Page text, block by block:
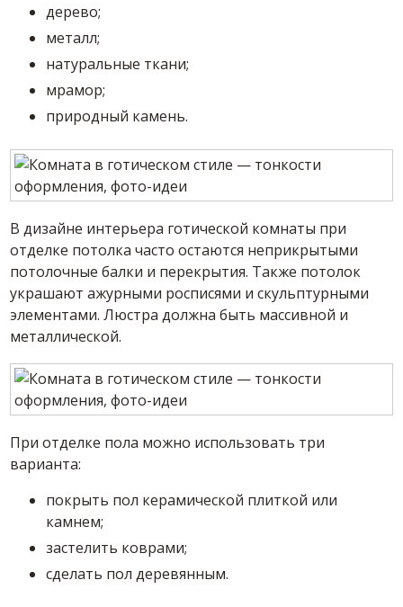
дерево;
металл;
натуральные ткани;
мрамор;
природный камень.
В дизайне интерьера готической комнаты при
отделке потолка часто остаются неприкрытыми
потолочные балки и перекрытия. Также потолок
украшают ажурными росписями и скульптурными
элементами. Люстра должна быть массивной и
металлической.
При отделке пола можно использовать три
варианта:
покрыть пол керамической плиткой или
камнем;
застелить коврами;
сделать пол деревянным.